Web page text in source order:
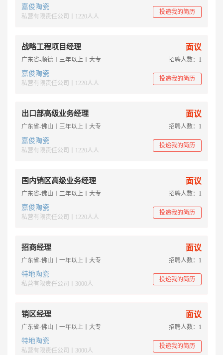
嘉俊陶瓷
私营有限责任公司丨1220人人
投递我的简历
战略工程项目经理 面议
广东省-顺德丨三年以上丨大专 招聘人数：1
嘉俊陶瓷
私营有限责任公司丨1220人人
投递我的简历
出口部高级业务经理 面议
广东省-佛山丨三年以上丨大专 招聘人数：1
嘉俊陶瓷
私营有限责任公司丨1220人人
投递我的简历
国内销区高级业务经理 面议
广东省-佛山丨二年以上丨大专 招聘人数：1
嘉俊陶瓷
私营有限责任公司丨1220人人
投递我的简历
招商经理 面议
广东省-佛山丨一年以上丨大专 招聘人数：1
特地陶瓷
私营有限责任公司丨3000人
投递我的简历
销区经理 面议
广东省-佛山丨一年以上丨大专 招聘人数：1
特地陶瓷
私营有限责任公司丨3000人
投递我的简历